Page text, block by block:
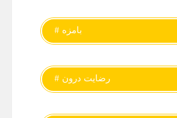
# بامزه
# رضایت درون